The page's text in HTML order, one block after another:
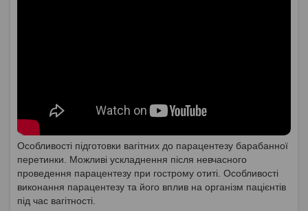
Особливості підготовки вагітних до парацентезу барабанної
перетинки. Можливі ускладнення після невчасного
проведення парацентезу при гострому отиті. Особливості
виконання парацентезу та його вплив на організм пацієнтів
під час вагітності.